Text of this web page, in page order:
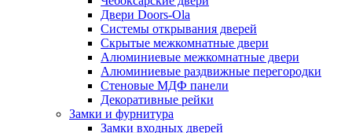
Двери Doors-Ola
Системы открывания дверей
Скрытые межкомнатные двери
Алюминиевые межкомнатные двери
Алюминиевые раздвижные перегородки
Стеновые МДФ панели
Декоративные рейки
Замки и фурнитура
Замки входных дверей